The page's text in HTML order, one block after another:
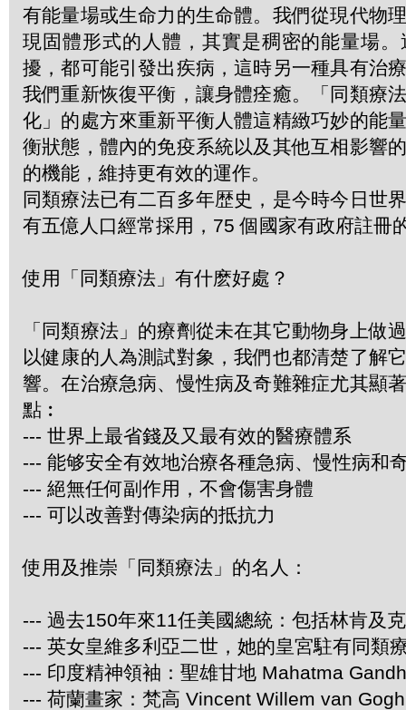
有能量場或生命力的生命體。我們從現代物
現固體形式的人體，其實是稠密的能量場
擾，都可能引發出疾病，這時另一種具有治
我們重新恢復平衡，讓身體痊癒。「同類療
化」的處方來重新平衡人體這精緻巧妙的能
衡狀態，體內的免疫系統以及其他互相影響
的機能，維持更有效的運作。
同類療法已有二百多年歴史，是今時今日世
有五億人口經常採用，75 個國家有政府註冊
使用「同類療法」有什麽好處？
「同類療法」的療劑從未在其它動物身上做
以健康的人為測試對象，我們也都清楚了解
響。在治療急病、慢性病及奇難雜症尤其顯
點︰
--- 世界上最省錢及又最有效的醫療體系
--- 能够安全有效地治療各種急病、慢性病和
--- 絕無任何副作用，不會傷害身體
--- 可以改善對傳染病的抵抗力
使用及推崇「同類療法」的名人：
--- 過去150年來11任美國總統：包括林肯及
--- 英女皇維多利亞二世，她的皇宮駐有同類
--- 印度精神領袖：聖雄甘地 Mahatma
--- 荷蘭畫家：梵高 Vincent Willem van Gogh